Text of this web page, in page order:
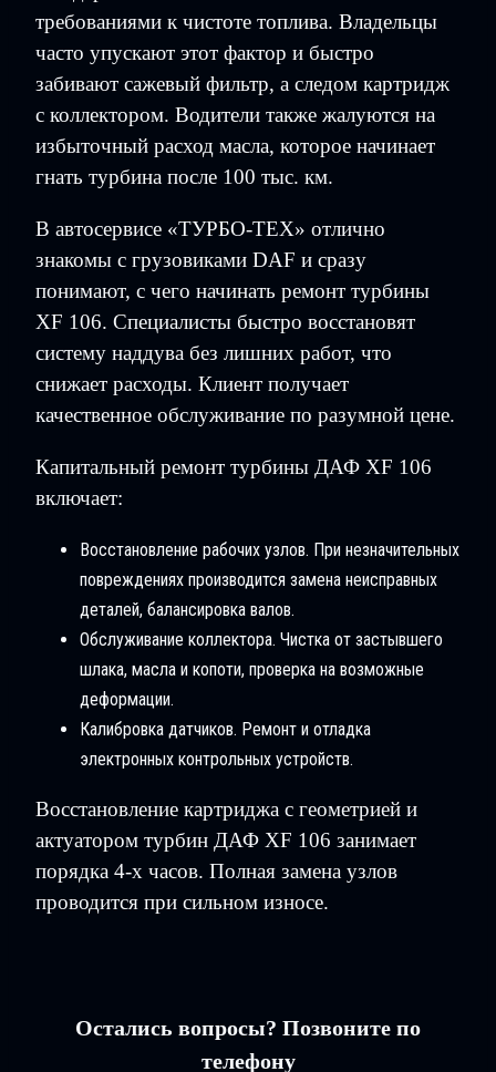
требованиями к чистоте топлива. Владельцы
часто упускают этот фактор и быстро
забивают сажевый фильтр, а следом картридж
с коллектором. Водители также жалуются на
избыточный расход масла, которое начинает
гнать турбина после 100 тыс. км.
В автосервисе «ТУРБО-ТЕХ» отлично
знакомы с грузовиками DAF и сразу
понимают, с чего начинать ремонт турбины
XF 106. Специалисты быстро восстановят
систему наддува без лишних работ, что
снижает расходы. Клиент получает
качественное обслуживание по разумной цене.
Капитальный ремонт турбины ДАФ XF 106
включает:
Восстановление рабочих узлов. При незначительных
повреждениях производится замена неисправных
деталей, балансировка валов.
Обслуживание коллектора. Чистка от застывшего
шлака, масла и копоти, проверка на возможные
деформации.
Калибровка датчиков. Ремонт и отладка
электронных контрольных устройств.
Восстановление картриджа с геометрией и
актуатором турбин ДАФ XF 106 занимает
порядка 4-х часов. Полная замена узлов
проводится при сильном износе.
Остались вопросы? Позвоните по
телефону